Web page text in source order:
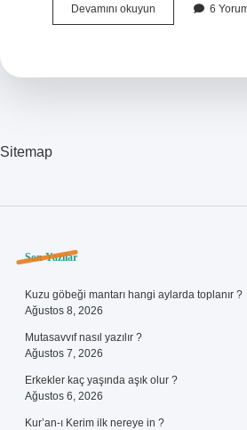
Devamını okuyunÇarpıtma
Nedir
6
Sitemap
Sidebar
Son Yazılar
Kuzu göbeği mantarı hangi aylarda toplanır ?
Ağustos 8, 2026
Mutasavvıf nasıl yazılır ?
Ağustos 7, 2026
Erkekler kaç yaşında aşık olur ?
Ağustos 6, 2026
Kur’an-ı Kerim ilk nereye in ?